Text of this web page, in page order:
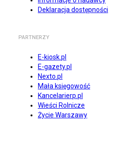
Deklaracja dostępności
PARTNERZY
E-kiosk.pl
E-gazety.pl
Nexto.pl
Mała księgowość
Kancelarierp.pl
Wieści Rolnicze
Życie Warszawy